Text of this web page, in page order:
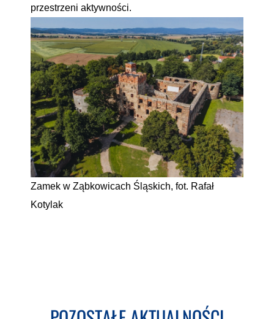
przestrzeni aktywności.
Zamek w Ząbkowicach Śląskich, fot. Rafał
Kotylak